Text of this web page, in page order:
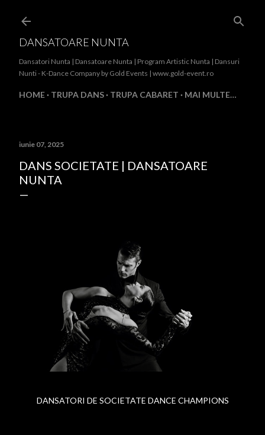
DANSATOARE NUNTA
Dansatori Nunta | Dansatoare Nunta | Program Artistic Nunta | Dansuri
Nunti - K-Dance Company by Gold Events | www.gold-event.ro
HOME TRUPA DANS TRUPA CABARET MAI MULTE…
iunie 07, 2025
DANS SOCIETATE | DANSATOARE
NUNTA
DANSATORI DE SOCIETATE DANCE CHAMPIONS